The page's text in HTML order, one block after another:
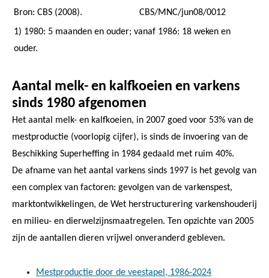
Bron: CBS (2008).
CBS/MNC/jun08/0012
1) 1980: 5 maanden en ouder; vanaf 1986: 18 weken en
ouder.
Aantal melk- en kalfkoeien en varkens
sinds 1980 afgenomen
Het aantal melk- en kalfkoeien, in 2007 goed voor 53% van de
mestproductie (voorlopig cijfer), is sinds de invoering van de
Beschikking Superheffing in 1984 gedaald met ruim 40%.
De afname van het aantal varkens sinds 1997 is het gevolg van
een complex van factoren: gevolgen van de varkenspest,
marktontwikkelingen, de Wet herstructurering varkenshouderij
en milieu- en dierwelzijnsmaatregelen. Ten opzichte van 2005
zijn de aantallen dieren vrijwel onveranderd gebleven.
Mestproductie door de veestapel, 1986-2024